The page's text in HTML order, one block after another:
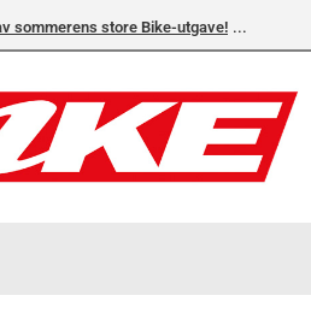
sommerens store Bike-utgave!